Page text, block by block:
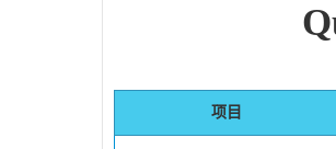
项目